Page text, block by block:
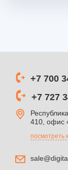
+7 700
+7 727
410, офис
посмотреть